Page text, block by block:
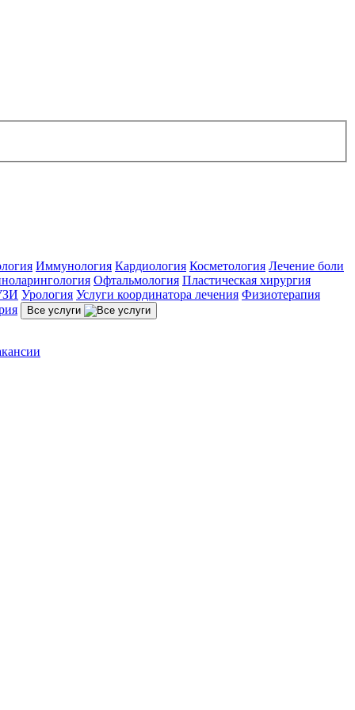
Иммунология Кардиология Косметология Лечение боли
Офтальмология Пластическая хирургия
Урология Услуги координатора лечения Физиотерапия
Все услуги